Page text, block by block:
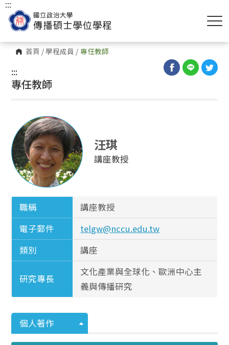
首頁 /學程成員 / 專任教師
:::
:::
專任教師
汪琪
講座教授
職稱
講座教授
電子郵件
telgw@nccu.edu.tw
類別
講座
研究專長
文化產業與全球化、歐洲中心主
義與傳播研究
個人著作